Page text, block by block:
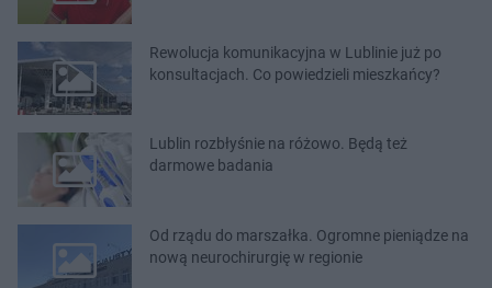
​Rewolucja komunikacyjna w Lublinie już po
konsultacjach. Co powiedzieli mieszkańcy?
Lublin rozbłyśnie na różowo. Będą też
darmowe badania
Od rządu do marszałka. Ogromne pieniądze na
nową neurochirurgię w regionie